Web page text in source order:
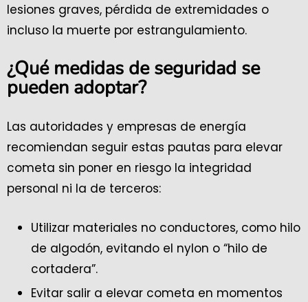
lesiones graves, pérdida de extremidades o
incluso la muerte por estrangulamiento.
¿Qué medidas de seguridad se
pueden adoptar?
Las autoridades y empresas de energía
recomiendan seguir estas pautas para elevar
cometa sin poner en riesgo la integridad
personal ni la de terceros:
Utilizar materiales no conductores, como hilo
de algodón, evitando el nylon o “hilo de
cortadera”.
Evitar salir a elevar cometa en momentos